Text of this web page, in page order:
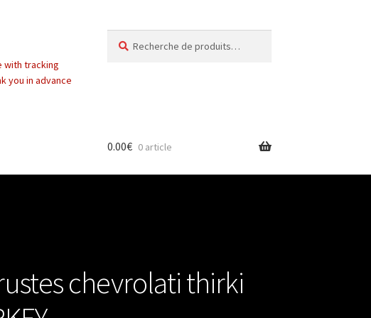
with tracking
you in advance
pour :
0.00€ 0 article
chevrolati thirki